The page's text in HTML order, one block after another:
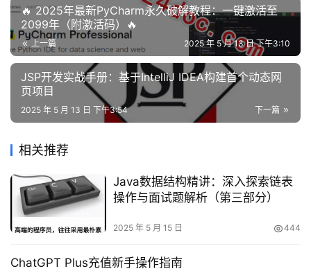
🔥 2025年最新PyCharm永久破解教程：一键激活至
2099年（附激活码）🔥
上一篇 2025 年 5 月 13 日 下午3:10
JSP开发实战手册：基于IntelliJ IDEA构建首个动态网
页项目
下一篇
2025 年 5 月 13 日 下午3:54
相关推荐
Java数据结构精讲：深入探索链表
操作与面试题解析（第三部分）
2025 年 5 月 15 日 444
ChatGPT Plus充值新手操作指南